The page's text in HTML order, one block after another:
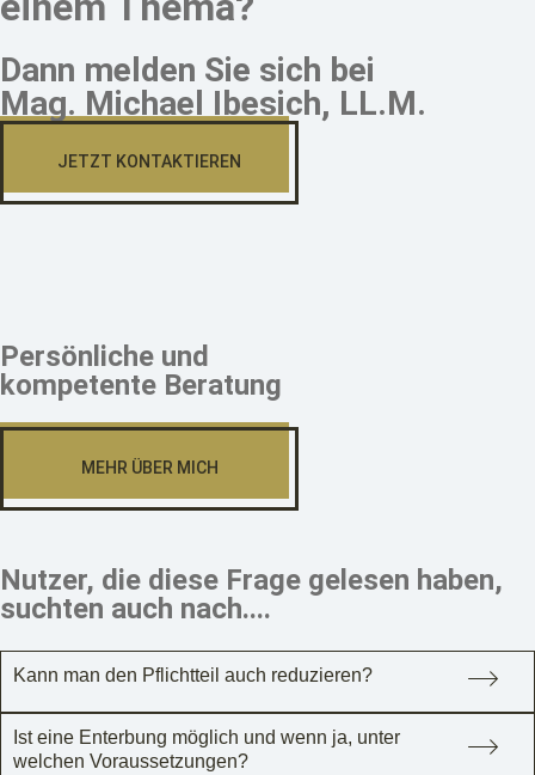
Dann melden Sie sich bei
Mag. Michael Ibesich, LL.M.
JETZT KONTAKTIEREN
Persönliche und
kompetente Beratung
MEHR ÜBER MICH
Nutzer, die diese Frage gelesen haben,
suchten auch nach....
Kann man den Pflichtteil auch reduzieren?
Ist eine Enterbung möglich und wenn ja, unter
welchen Voraussetzungen?